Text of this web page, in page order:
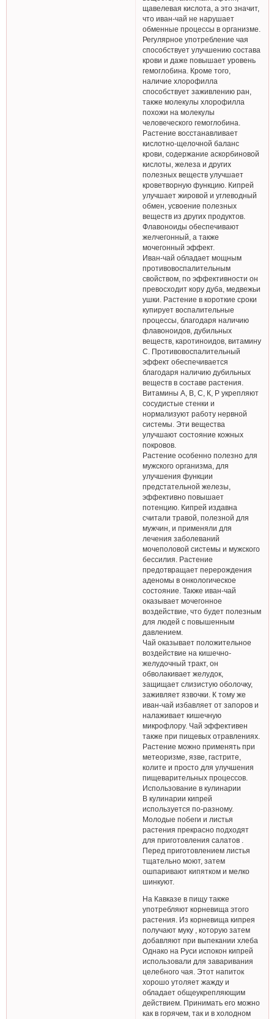
щавелевая кислота, а это значит,
что иван-чай не нарушает
обменные процессы в организме.
Регулярное употребление чая
способствует улучшению состава
крови и даже повышает уровень
гемоглобина. Кроме того,
наличие хлорофилла
способствует заживлению ран,
также молекулы хлорофилла
похожи на молекулы
человеческого гемоглобина.
Растение восстанавливает
кислотно-щелочной баланс
крови, содержание аскорбиновой
кислоты, железа и других
полезных веществ улучшает
кроветворную функцию. Кипрей
улучшает жировой и углеводный
обмен, усвоение полезных
веществ из других продуктов.
Флавоноиды обеспечивают
желчегонный, а также
мочегонный эффект.
Иван-чай обладает мощным
противовоспалительным
свойством, по эффективности он
превосходит кору дуба, медвежьи
ушки. Растение в короткие сроки
купирует воспалительные
процессы, благодаря наличию
флавоноидов, дубильных
веществ, каротиноидов, витамину
С. Противовоспалительный
эффект обеспечивается
благодаря наличию дубильных
веществ в составе растения.
Витамины А, В, С, К, Р укрепляют
сосудистые стенки и
нормализуют работу нервной
системы. Эти вещества
улучшают состояние кожных
покровов.
Растение особенно полезно для
мужского организма, для
улучшения функции
предстательной железы,
эффективно повышает
потенцию. Кипрей издавна
считали травой, полезной для
мужчин, и применяли для
лечения заболеваний
мочеполовой системы и мужского
бессилия. Растение
предотвращает перерождения
аденомы в онкологическое
состояние. Также иван-чай
оказывает мочегонное
воздействие, что будет полезным
для людей с повышенным
давлением.
Чай оказывает положительное
воздействие на кишечно-
желудочный тракт, он
обволакивает желудок,
защищает слизистую оболочку,
заживляет язвочки. К тому же
иван-чай избавляет от запоров и
налаживает кишечную
микрофлору. Чай эффективен
также при пищевых отравлениях.
Растение можно применять при
метеоризме, язве, гастрите,
колите и просто для улучшения
пищеварительных процессов.
Использование в кулинарии
В кулинарии кипрей
используется по-разному.
Молодые побеги и листья
растения прекрасно подходят
для приготовления салатов .
Перед приготовлением листья
тщательно моют, затем
ошпаривают кипятком и мелко
шинкуют.
На Кавказе в пищу также
употребляют корневища этого
растения. Из корневища кипрея
получают муку , которую затем
добавляют при выпекании хлеба
Однако на Руси испокон кипрей
использовали для заваривания
целебного чая. Этот напиток
хорошо утоляет жажду и
обладает общеукрепляющим
действием. Принимать его можно
как в горячем, так и в холодном